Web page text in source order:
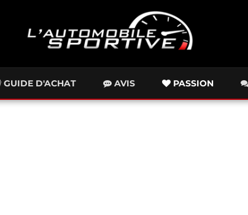
GUIDE D'ACHAT AVIS PASSION